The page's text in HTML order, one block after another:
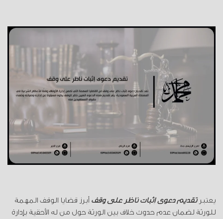
يعتبرتقديم دعوى إثبات ناظر على وقف أبرز قضايا الوقف المهمة
للورثة لضمان عدم حدوث خلاف بين الورثة حول من له الأحقية بإدارة